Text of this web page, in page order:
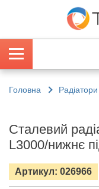
Головна Радіатори
Сталевий
L3000/нижнє
Артикул: 026966